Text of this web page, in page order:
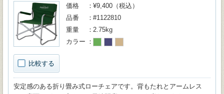
比較する
価格
¥9,400（税込）
品番
#1122810
重量
2.75kg
カラー
安定感のある折り畳み式ローチェアです。背もたれとアームレス